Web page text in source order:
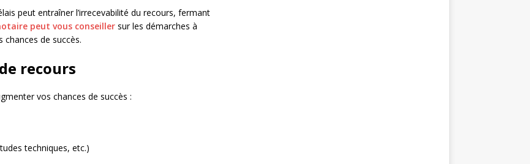
peut entraîner l’irrecevabilité du recours, fermant
peut vous conseiller sur les démarches à
de succès.
recours
vos chances de succès :
techniques, etc.)